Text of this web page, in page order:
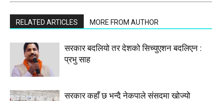
RELATED ARTICLES MORE FROM AUTHOR
सरकार बदलियो तर देशको सिच्युएशन बदलिएन :
प्रभु साह
सरकार कहाँ छ भन्दै नेकपाले संसदमा खोज्यो